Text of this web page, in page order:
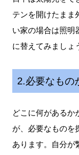
テンを開けたまま
い家の場合は照明
に替えてみましょ
2.必要なもの
どこに何があるか
が、必要なものを
あります。自分が